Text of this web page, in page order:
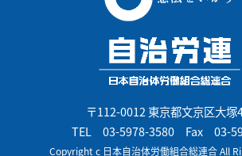
〒112-0012 東京都文京区大塚
TEL 03-5978-3580Fax 03-
Copyright c 日本自治体労働組合総連合 All